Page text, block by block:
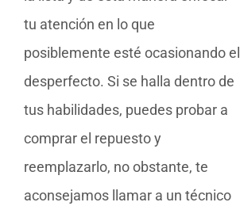
tu atención en lo que
posiblemente esté ocasionando el
desperfecto. Si se halla dentro de
tus habilidades, puedes probar a
comprar el repuesto y
reemplazarlo, no obstante, te
aconsejamos llamar a un técnico